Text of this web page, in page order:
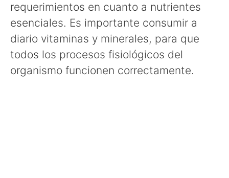
requerimientos en cuanto a nutrientes
esenciales. Es importante consumir a
diario vitaminas y minerales, para que
todos los procesos fisiológicos del
organismo funcionen correctamente.